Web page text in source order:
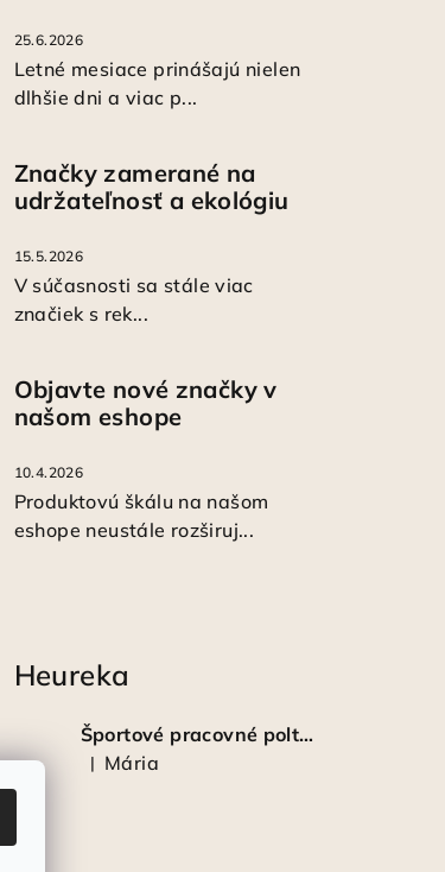
25.6.2026
Letné mesiace prinášajú nielen
dlhšie dni a viac p...
Značky zamerané na
udržateľnosť a ekológiu
15.5.2026
V súčasnosti sa stále viac
značiek s rek...
Objavte nové značky v
našom eshope
10.4.2026
Produktovú škálu na našom
eshope neustále rozširuj...
Heureka
Športové pracovné poltopánky PRESTIGE CLASSIC biele
Hodnotenie produktu je 5 z 5 hviezdičiek.
| Mária